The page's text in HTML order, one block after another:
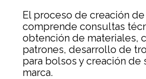
El proceso de creación
comprende consultas
obtención de materiales,
patrones, desarrollo de
para bolsos y creación de
marca.